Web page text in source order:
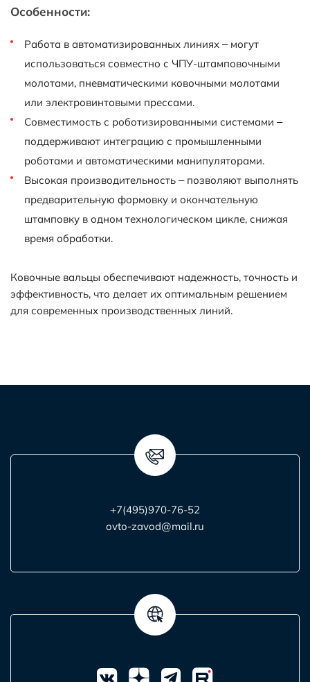
Особенности:
Работа в автоматизированных линиях – могут
использоваться совместно с ЧПУ-штамповочными
молотами, пневматическими ковочными молотами
или электровинтовыми прессами.
Совместимость с роботизированными системами –
поддерживают интеграцию с промышленными
роботами и автоматическими манипуляторами.
Высокая производительность – позволяют выполнять
предварительную формовку и окончательную
штамповку в одном технологическом цикле, снижая
время обработки.
Ковочные вальцы обеспечивают надежность, точность и
эффективность, что делает их оптимальным решением
для современных производственных линий.
+7(495)970-76-52
ovto-zavod@mail.ru